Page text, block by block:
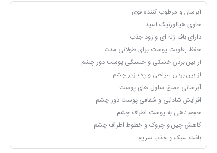
آبرسان و مرطوب کننده قوی
حاوی هیالورنیک اسید
دارای باف ژله ای و زود جذب
حفظ رطوبت پوست برای طولانی مدت
از بین بردن خشکی و خستگی پوست دور چشم
از بین بردن سیاهی و پف زیر چشم
آبرسانی عمیق سلول های پوست
افزایش شادابی و شفافی پوست دور چشم
حجم دهی به پوست اطراف چشم
کاهش چین و چروک و خطوط اطراف چشم
بافت سبک و جذب سریع